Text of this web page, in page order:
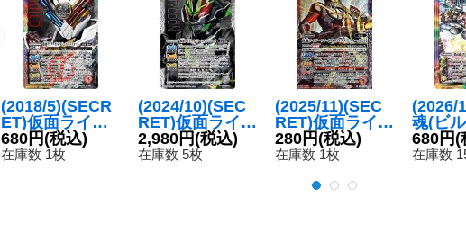
(2018/5)(SECR
ET)仮面ライダ
ービルドジーニ
アスフォーム
680円(税込)
在庫数 1枚
(2024/10)(SEC
RET)仮面ライダ
ータイクーン ブ
ジンソード【X-
2,980円(税込)
在庫数 5枚
(2025/11)(SEC
RET)仮面ライダ
ーファイズブラ
スターフォーム
{CB34-X02}
280円(税込)
在庫数 1枚
(2026/
魂(ビ
ボルイ
【CP
680円(
在庫数